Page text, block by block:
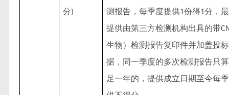
分)
测报告，每季度提供1份得1分，
提供由第三方检测机构出具的带
生物）检测报告复印件并加盖投
据，同一季度的多次检测报告只
足一年的，提供成立日期至今每